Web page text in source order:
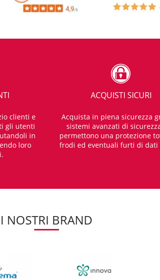
per vasca, mensole ed angolari
clienti e
gli utenti
in
loro
ACQUISTI SICURI
Acquista in piena sicurezza
sistemi avanzati di
permettono una protezione
frodi ed eventuali furti di dati
I NOSTRI BRAND